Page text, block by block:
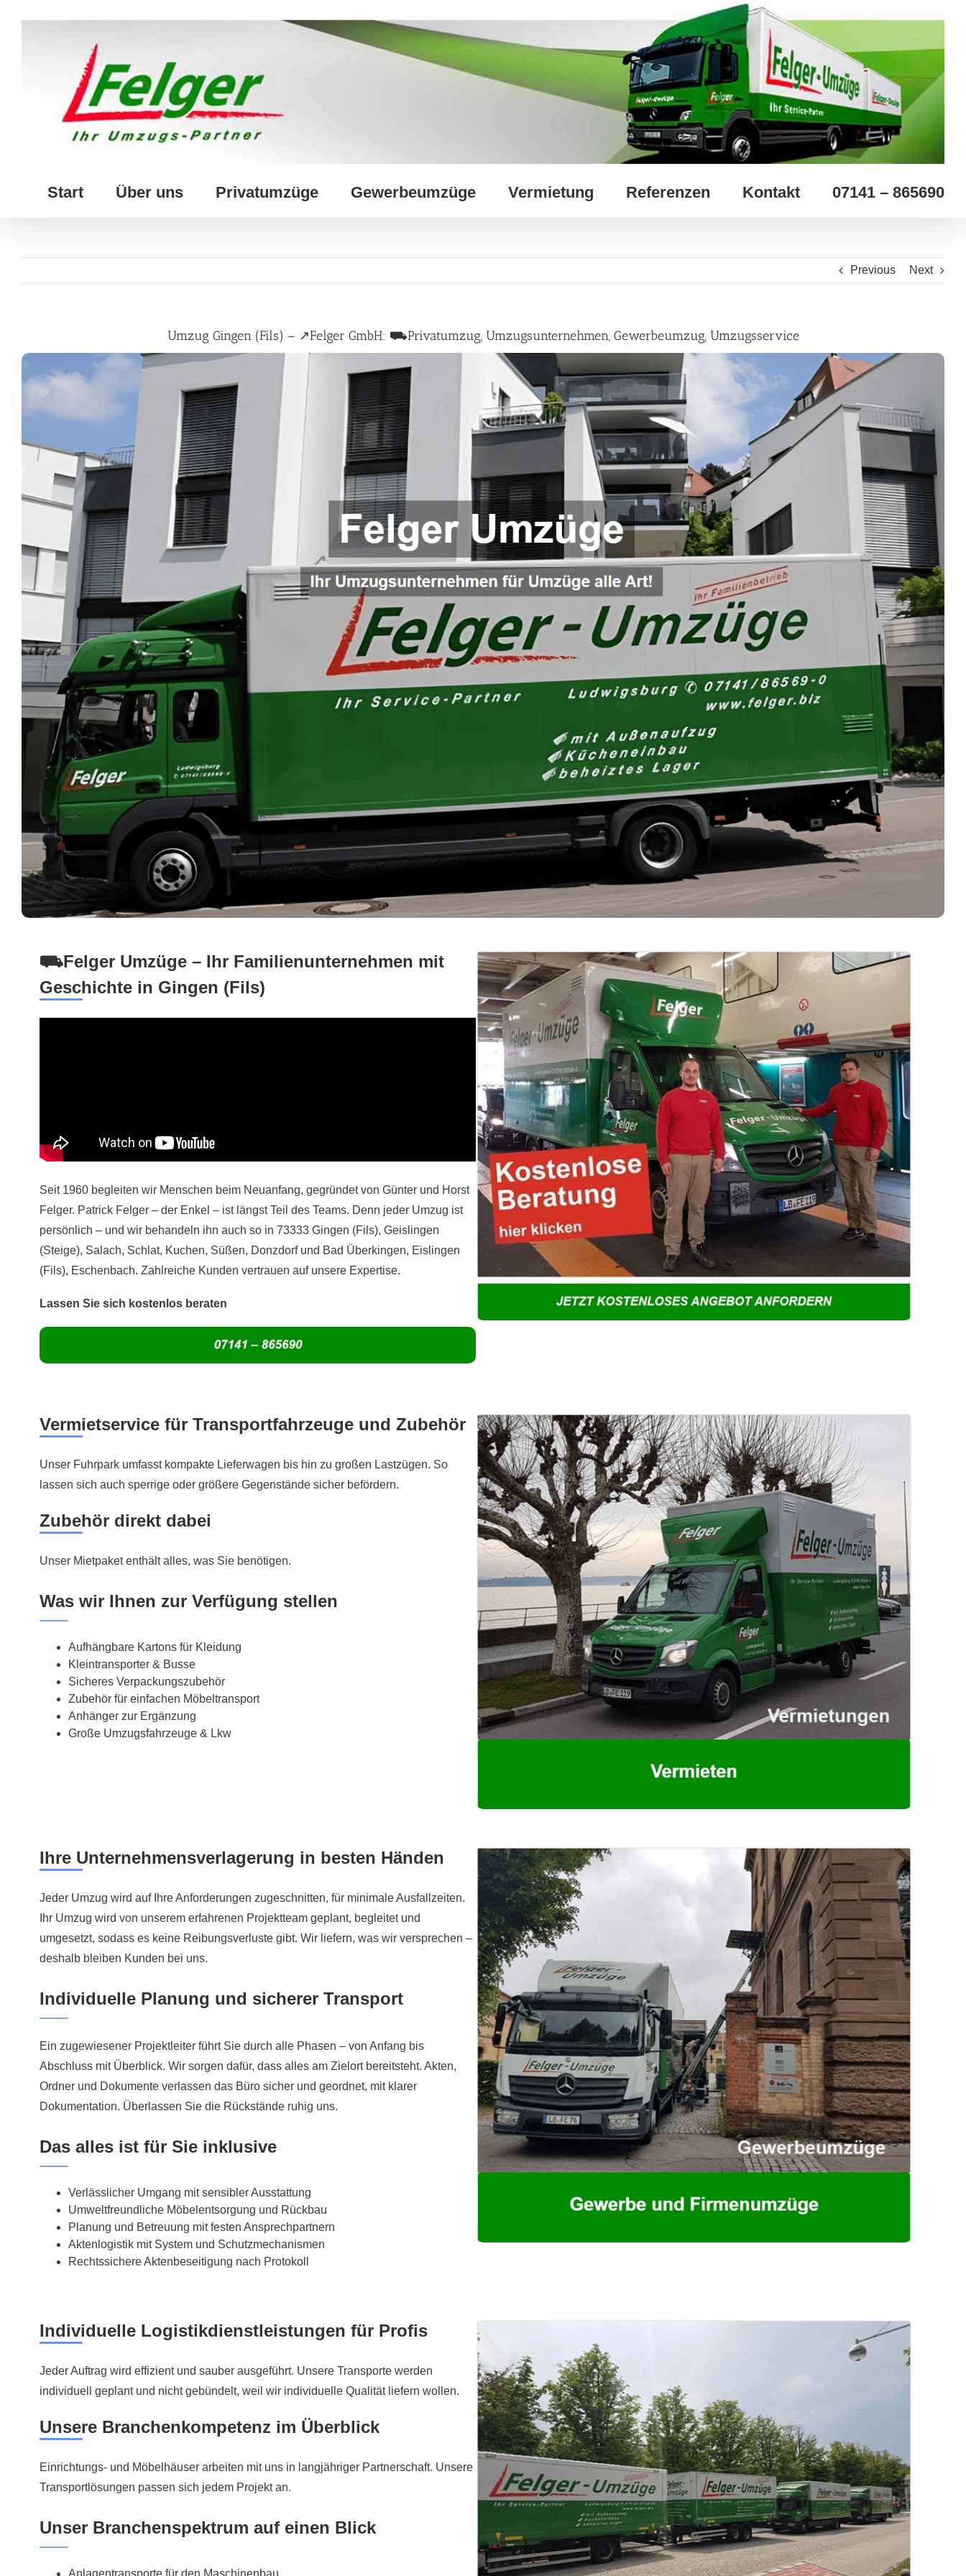
Start Über uns Privatumzüge Gewerbeumzüge Vermietung Referenzen Kontakt 07141 – 865690
Previous Next
Umzug Gingen (Fils) – ↗️Felger GmbH: ⛟Privatumzug, Umzugsunternehmen, Gewerbeumzug, Umzugsservice
⛟Felger Umzüge – Ihr Familienunternehmen mit
Geschichte in Gingen (Fils)
Seit 1960 begleiten wir Menschen beim Neuanfang, gegründet von Günter und Horst
Felger. Patrick Felger – der Enkel – ist längst Teil des Teams. Denn jeder Umzug ist
persönlich – und wir behandeln ihn auch so in 73333 Gingen (Fils), Geislingen
(Steige), Salach, Schlat, Kuchen, Süßen, Donzdorf und Bad Überkingen, Eislingen
(Fils), Eschenbach. Zahlreiche Kunden vertrauen auf unsere Expertise.
Lassen Sie sich kostenlos beraten
Vermietservice für Transportfahrzeuge und Zubehör
Unser Fuhrpark umfasst kompakte Lieferwagen bis hin zu großen Lastzügen. So
lassen sich auch sperrige oder größere Gegenstände sicher befördern.
Zubehör direkt dabei
Unser Mietpaket enthält alles, was Sie benötigen.
Was wir Ihnen zur Verfügung stellen
Aufhängbare Kartons für Kleidung
Kleintransporter & Busse
Sicheres Verpackungszubehör
Zubehör für einfachen Möbeltransport
Anhänger zur Ergänzung
Große Umzugsfahrzeuge & Lkw
Ihre Unternehmensverlagerung in besten Händen
Jeder Umzug wird auf Ihre Anforderungen zugeschnitten, für minimale Ausfallzeiten.
Ihr Umzug wird von unserem erfahrenen Projektteam geplant, begleitet und
umgesetzt, sodass es keine Reibungsverluste gibt. Wir liefern, was wir versprechen –
deshalb bleiben Kunden bei uns.
Individuelle Planung und sicherer Transport
Ein zugewiesener Projektleiter führt Sie durch alle Phasen – von Anfang bis
Abschluss mit Überblick. Wir sorgen dafür, dass alles am Zielort bereitsteht. Akten,
Ordner und Dokumente verlassen das Büro sicher und geordnet, mit klarer
Dokumentation. Überlassen Sie die Rückstände ruhig uns.
Das alles ist für Sie inklusive
Verlässlicher Umgang mit sensibler Ausstattung
Umweltfreundliche Möbelentsorgung und Rückbau
Planung und Betreuung mit festen Ansprechpartnern
Aktenlogistik mit System und Schutzmechanismen
Rechtssichere Aktenbeseitigung nach Protokoll
Individuelle Logistikdienstleistungen für Profis
Jeder Auftrag wird effizient und sauber ausgeführt. Unsere Transporte werden
individuell geplant und nicht gebündelt, weil wir individuelle Qualität liefern wollen.
Unsere Branchenkompetenz im Überblick
Einrichtungs- und Möbelhäuser arbeiten mit uns in langjähriger Partnerschaft. Unsere
Transportlösungen passen sich jedem Projekt an.
Unser Branchenspektrum auf einen Blick
Anlagentransporte für den Maschinenbau